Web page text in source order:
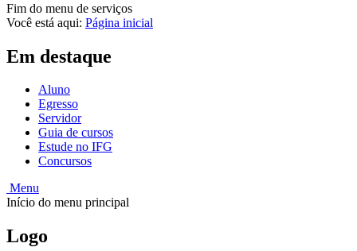
Fim do menu de serviços
Você está aqui: Página inicial
Em destaque
Aluno
Egresso
Servidor
Guia de cursos
Estude no IFG
Concursos
Menu
Início do menu principal
Logo